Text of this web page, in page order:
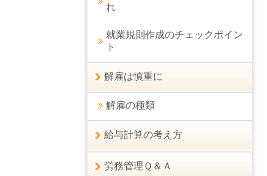
れ
就業規則作成のチェックポイン
ト
解雇は慎重に
解雇の種類
給与計算の考え方
労務管理Ｑ＆Ａ